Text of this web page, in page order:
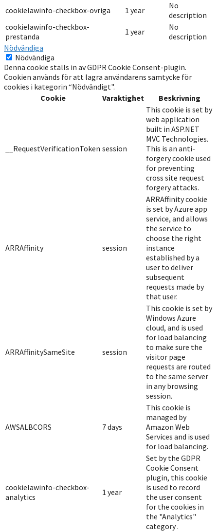
cookielawinfo-checkbox-ovriga 1 year
No
description
cookielawinfo-checkbox-
prestanda
1 year
No
description
Nödvändiga
Nödvändiga
Denna cookie ställs in av GDPR Cookie Consent-plugin.
Cookien används för att lagra användarens samtycke för
cookies i kategorin “Nödvändigt".
Cookie
Varaktighet Beskrivning
__RequestVerificationToken session
This cookie is set by
web application
built in ASP.NET
MVC Technologies.
This is an anti-
forgery cookie used
for preventing
cross site request
forgery attacks.
ARRAffinity session
ARRAffinity cookie
is set by Azure app
service, and allows
the service to
choose the right
instance
established by a
user to deliver
subsequent
requests made by
that user.
ARRAffinitySameSite session
This cookie is set by
Windows Azure
cloud, and is used
for load balancing
to make sure the
visitor page
requests are routed
to the same server
in any browsing
session.
AWSALBCORS 7 days
This cookie is
managed by
Amazon Web
Services and is used
for load balancing.
cookielawinfo-checkbox-
analytics
1 year
Set by the GDPR
Cookie Consent
plugin, this cookie
is used to record
the user consent
for the cookies in
the "Analytics"
category .